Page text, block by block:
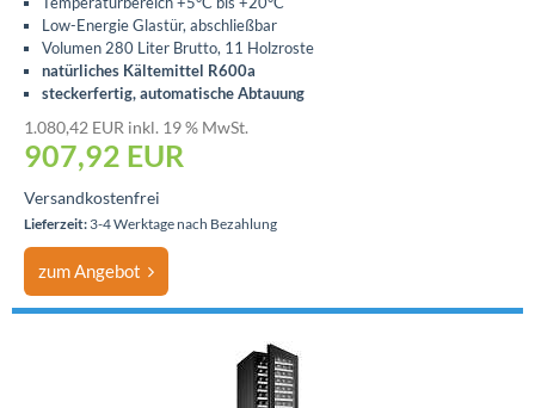
Low-Energie Glastür, abschließbar
Volumen 280 Liter Brutto, 11 Holzroste
natürliches Kältemittel R600a
steckerfertig, automatische Abtauung
1.080,42 EUR inkl. 19 % MwSt.
907,92 EUR
Versandkostenfrei
Lieferzeit: 3-4 Werktage nach Bezahlung
zum Angebot